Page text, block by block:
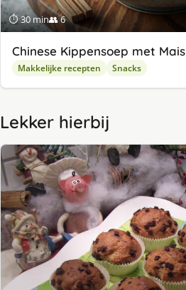
⏱ 30 min👥 6
Chinese Kippensoep met Mais
Makkelijke recepten Snacks
Lekker hierbij